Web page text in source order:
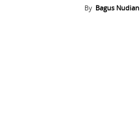
By Bagus Nudian